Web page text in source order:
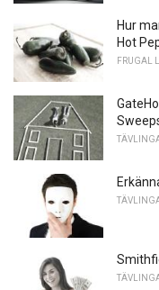
Hur
Hot
FRUGAL